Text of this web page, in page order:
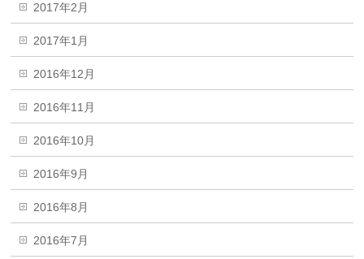
2017年2月
2017年1月
2016年12月
2016年11月
2016年10月
2016年9月
2016年8月
2016年7月